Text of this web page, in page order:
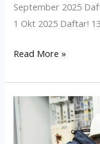
September 2025
1 Okt 2025 Daftar!
Read More »
Jadwal
Terdekat
Pelatihan